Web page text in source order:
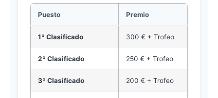
Puesto Premio
1º Clasificado 300 € + Trofeo
2º Clasificado 250 € + Trofeo
3º Clasificado 200 € + Trofeo